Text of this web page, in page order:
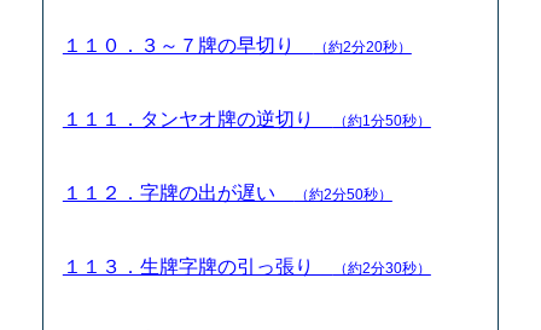
１１０．３～７牌の早切り （約2分20秒）
１１１．タンヤオ牌の逆切り （約1分50秒）
１１２．字牌の出が遅い （約2分50秒）
１１３．生牌字牌の引っ張り （約2分30秒）